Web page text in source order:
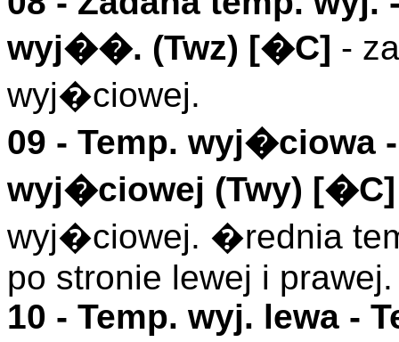
wyj��. (Twz) [�C] -
wyj�ciowej.
09 - Temp. wyj�ciowa
wyj�ciowej (Twy) [�C]
wyj�ciowej. �rednia
po stronie lewej i prawej.
10 - Temp. wyj. lewa -